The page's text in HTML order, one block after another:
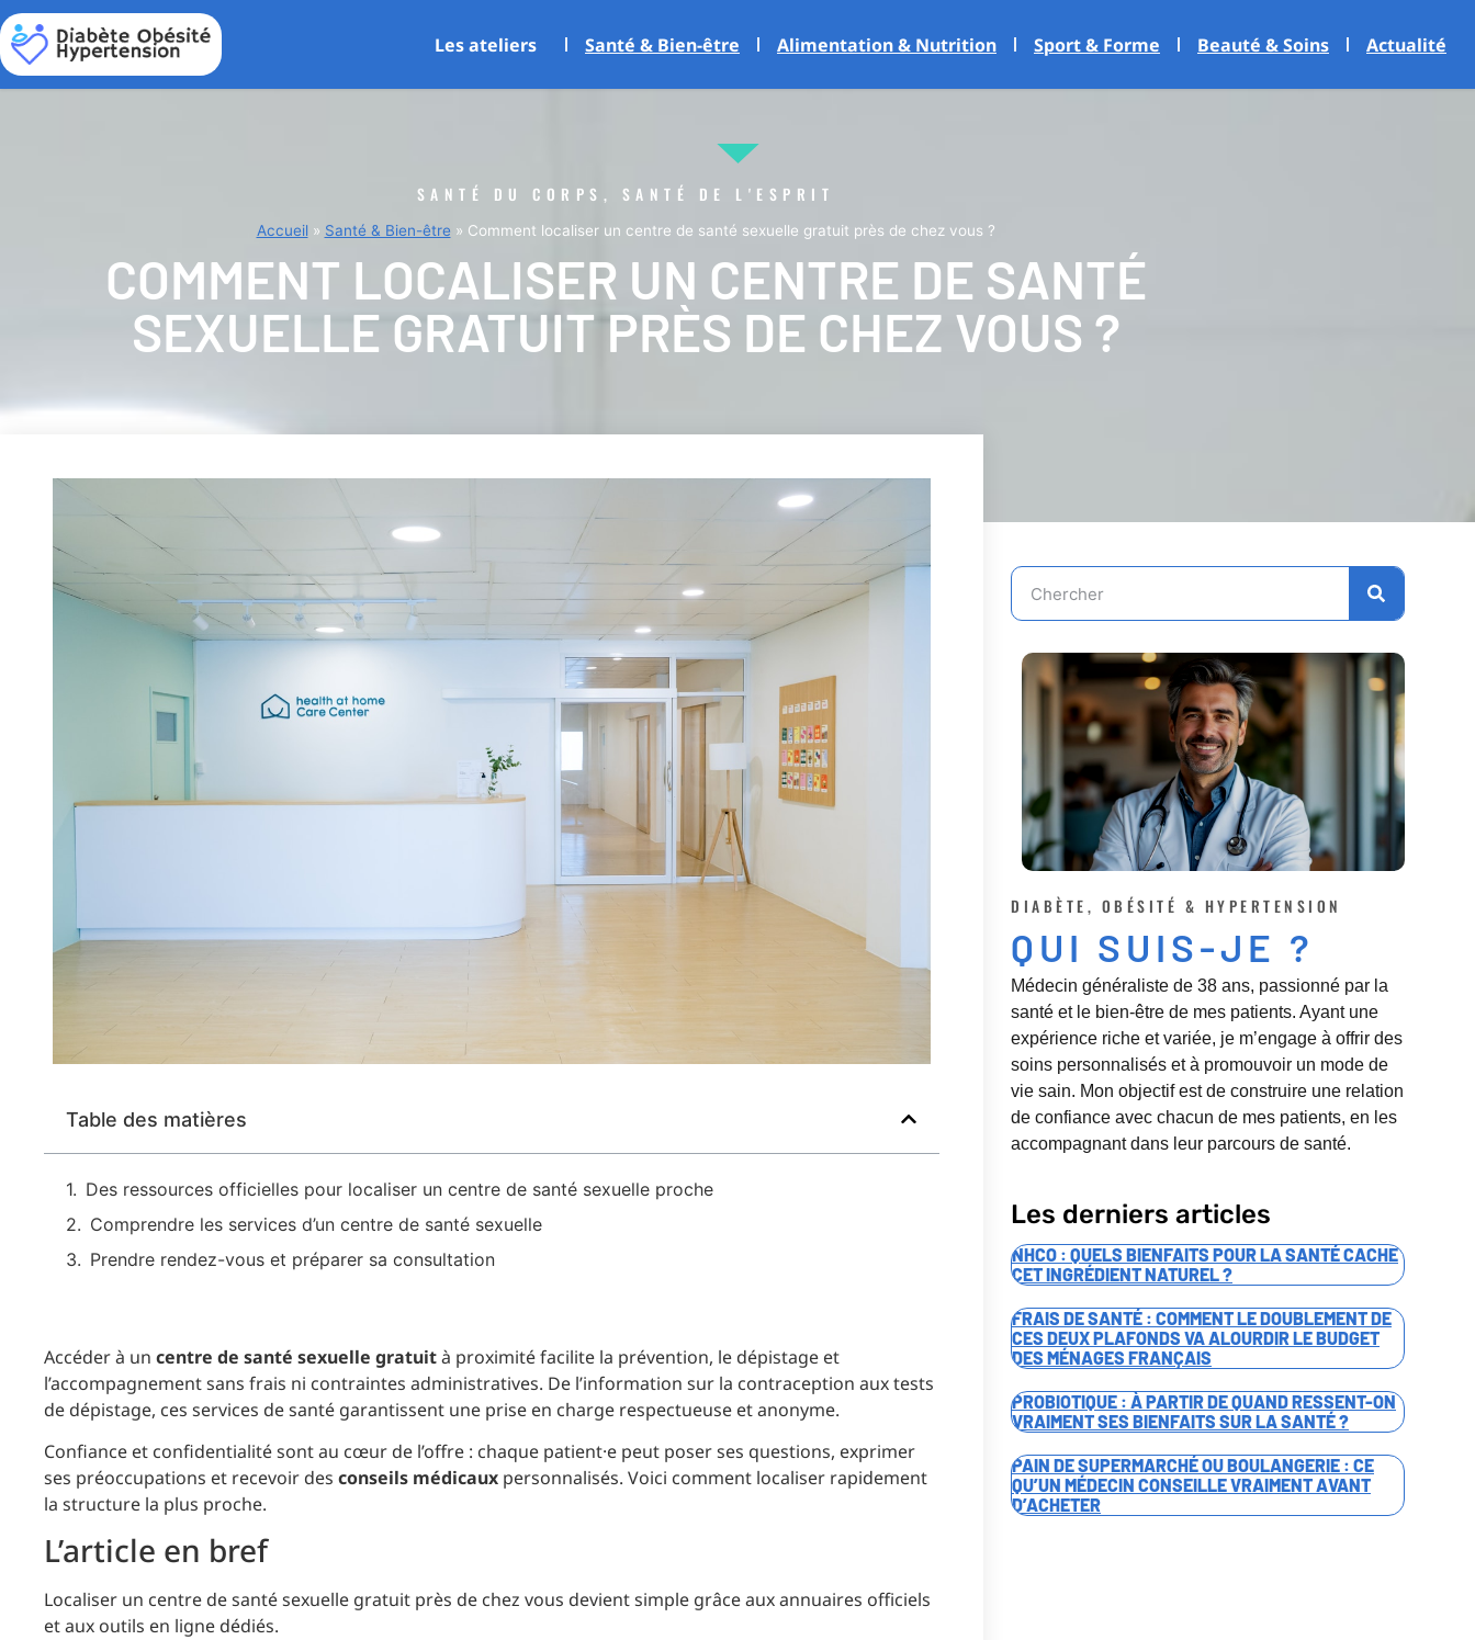
Les ateliers Santé & Bien-être Alimentation & Nutrition Sport & Forme Beauté & Soins Actualité
SANTÉ DU CORPS, SANTÉ DE L'ESPRIT
Accueil» Santé & Bien-être » Comment localiser un centre de santé sexuelle gratuit près de chez vous ?
COMMENT LOCALISER UN CENTRE DE SANTÉ
SEXUELLE GRATUIT PRÈS DE CHEZ VOUS ?
Table des matières
Des ressources officielles pour localiser un centre de santé sexuelle proche
Comprendre les services d’un centre de santé sexuelle
Prendre rendez-vous et préparer sa consultation
Accéder à un centre de santé sexuelle gratuità proximité facilite la prévention, le dépistage et
l’accompagnement sans frais ni contraintes administratives. De l’information sur la contraception aux tests
de dépistage, ces services de santé garantissent une prise en charge respectueuse et anonyme.
Confiance et confidentialité sont au cœur de l’offre : chaque patient·e peut poser ses questions, exprimer
ses préoccupations et recevoir des conseils médicaux personnalisés. Voici comment localiser rapidement
la structure la plus proche.
L’article en bref
Localiser un centre de santé sexuelle gratuit près de chez vous devient simple grâce aux annuaires officiels
et aux outils en ligne dédiés.
DIABÈTE, OBÉSITÉ & HYPERTENSION
QUI SUIS-JE ?
Médecin généraliste de 38 ans, passionné par la
santé et le bien-être de mes patients. Ayant une
expérience riche et variée, je m’engage à offrir des
soins personnalisés et à promouvoir un mode de
vie sain. Mon objectif est de construire une relation
de confiance avec chacun de mes patients, en les
accompagnant dans leur parcours de santé.
Les derniers articles
NHCO : QUELS BIENFAITS POUR LA SANTÉ CACHE
CET INGRÉDIENT NATUREL ?
FRAIS DE SANTÉ : COMMENT LE DOUBLEMENT DE
CES DEUX PLAFONDS VA ALOURDIR LE BUDGET
DES MÉNAGES FRANÇAIS
PROBIOTIQUE : À PARTIR DE QUAND RESSENT-ON
VRAIMENT SES BIENFAITS SUR LA SANTÉ ?
PAIN DE SUPERMARCHÉ OU BOULANGERIE : CE
QU’UN MÉDECIN CONSEILLE VRAIMENT AVANT
D’ACHETER